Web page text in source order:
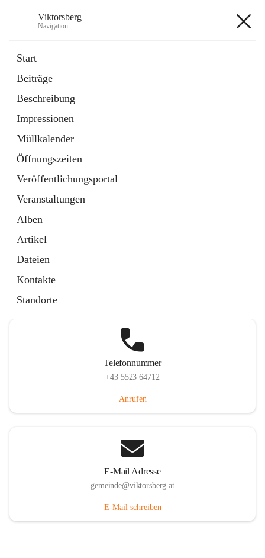
Viktorsberg
Navigation
Start
Beiträge
Beschreibung
Impressionen
Müllkalender
Öffnungszeiten
Veröffentlichungsportal
Veranstaltungen
Alben
Artikel
Dateien
Kontakte
Standorte
1 Schnellzugriff
Bürgerservice
10 Schnellzugriffe
Telefonnummer
+43 5523 64712
Anrufen
E-Mail Adresse
gemeinde@viktorsberg.at
E-Mail schreiben